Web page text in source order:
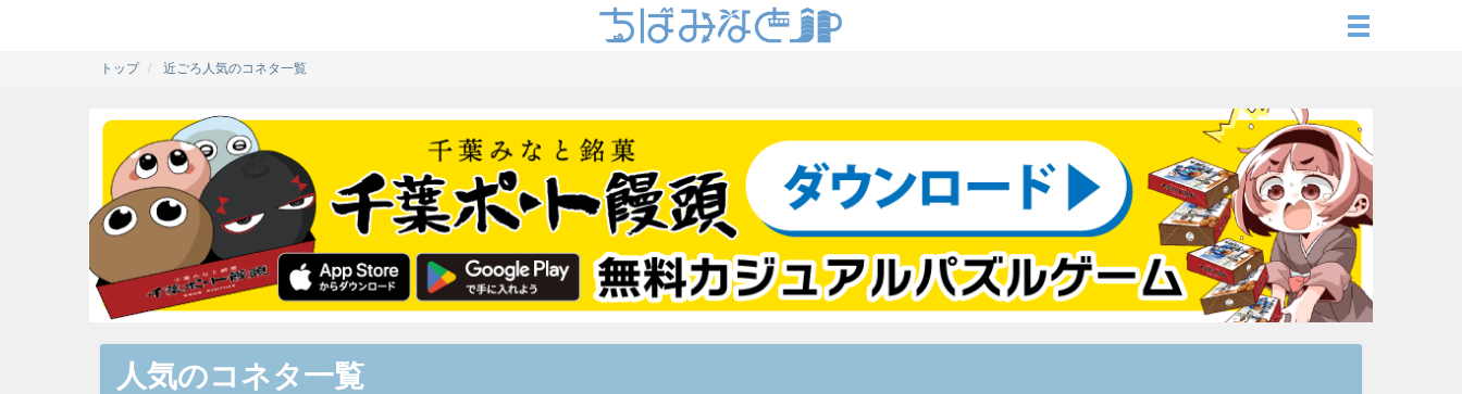
トップ 近ごろ人気のコネタ一覧
人気のコネタ一覧